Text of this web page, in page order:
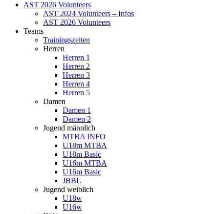
AST 2026 Volunteers
AST 2024 Volunteers – Infos
AST 2026 Volunteers
Teams
Trainingszeiten
Herren
Herren 1
Herren 2
Herren 3
Herren 4
Herren 5
Damen
Damen 1
Damen 2
Jugend männlich
MTBA INFO
U18m MTBA
U18m Basic
U16m MTBA
U16m Basic
JBBL
Jugend weiblich
U18w
U16w